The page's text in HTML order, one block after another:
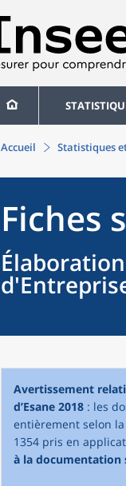
Accueil Statistiques
Fiches
Avertissement
d’Esane 2018 : les
entièrement selon
1354 pris en
à la documentation